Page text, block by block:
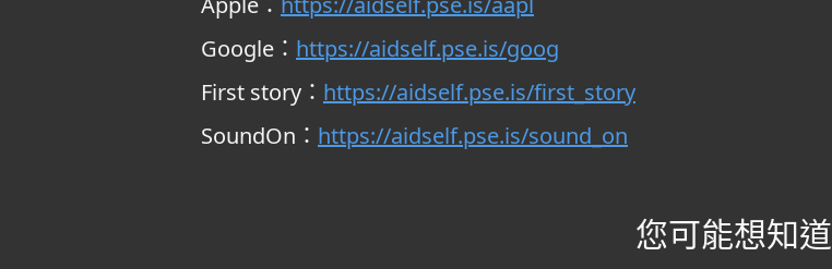
Google： https://aidself.pse.is/goog
First story： https://aidself.pse.is/first_story
SoundOn： https://aidself.pse.is/sound_on
您可能想知道